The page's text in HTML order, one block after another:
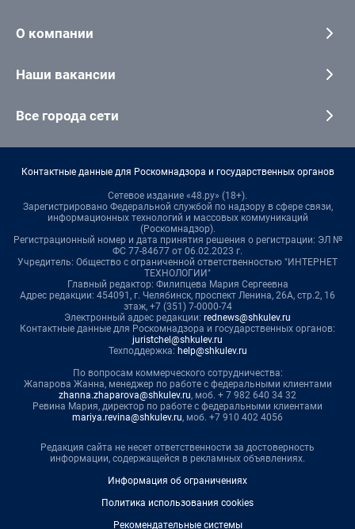
О компании
Наши вакансии
Все города сети
Контактные данные для Роскомнадзора и государственных органов
Сетевое издание «48.ру» (18+).
Зарегистрировано Федеральной службой по надзору в сфере связи,
информационных технологий и массовых коммуникаций
(Роскомнадзор).
Регистрационный номер и дата принятия решения о регистрации: ЭЛ №
ФС 77-84677 от 06.02.2023 г.
Учредитель: Общество с ограниченной ответственностью "ИНТЕРНЕТ
ТЕХНОЛОГИИ"
Главный редактор: Филипцева Мария Сергеевна
Адрес редакции: 454091, г. Челябинск, проспект Ленина, 26А, стр.2, 16
этаж, +7 (351) 7-0000-74
Электронный адрес редакции: rednews@shkulev.ru
Контактные данные для Роскомнадзора и государственных органов:
juristchel@shkulev.ru
Техподдержка: help@shkulev.ru
По вопросам коммерческого сотрудничества:
Жапарова Жанна, менеджер по работе с федеральными клиентами
zhanna.zhaparova@shkulev.ru, моб. + 7 982 640 34 32
Ревина Мария, директор по работе с федеральными клиентами
mariya.revina@shkulev.ru, моб. +7 910 402 4056
Редакция сайта не несет ответственности за достоверность
информации, содержащейся в рекламных объявлениях.
Информация об ограничениях
Политика использования cookies
Рекомендательные системы